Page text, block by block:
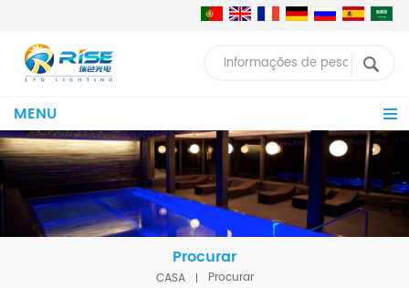
MENU
Procurar
CASA Procurar